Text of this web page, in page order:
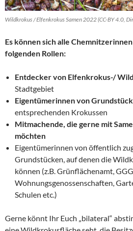
Wildkrokus / Elfenkrokus Samen 2022 (CC-BY 4.0,
Es können sich alle
folgenden Rollen:
Entdecker von Elfenkrokus-/
Stadtgebiet
Eigentümerinnen von
entsprechenden Krokussen
Mitmachende, die gerne mit
möchten
Eigentümerinnen von öffentlich
Grundstücken, auf denen die
können (z.B. Grünflächenamt,
Wohnungsgenossenschaften,
Schulen etc.)
Gerne könnt Ihr Euch „bilateral“